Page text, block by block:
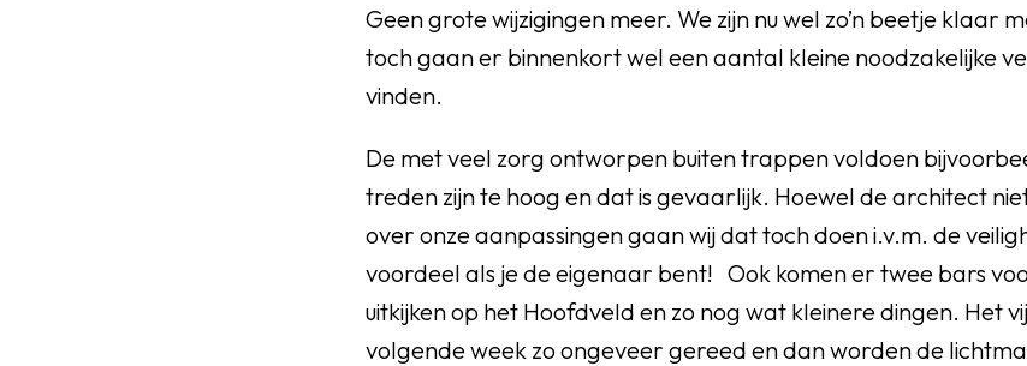
Geen grote wijzigingen meer. We zijn nu wel zo’n beetje klaar
toch gaan er binnenkort wel een aantal kleine noodzakelijke
vinden.
De met veel zorg ontworpen buiten trappen voldoen
treden zijn te hoog en dat is gevaarlijk. Hoewel de architect
over onze aanpassingen gaan wij dat toch doen i.v.m. de
voordeel als je de eigenaar bent! Ook komen er twee bars
uitkijken op het Hoofdveld en zo nog wat kleinere dingen. Het
volgende week zo ongeveer gereed en dan worden de